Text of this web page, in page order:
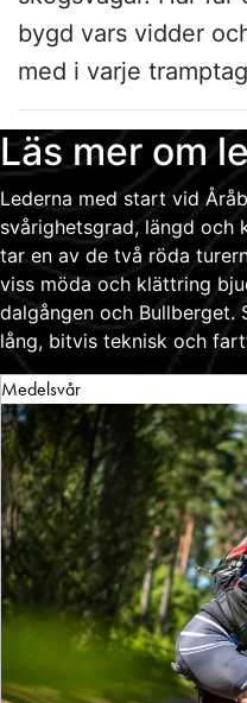
bygd vars vidder
med i varje
Läs mer om
Lederna med start vid
svårighetsgrad, längd och
tar en av de två röda
viss möda och klättring
dalgången och Bullberget.
lång, bitvis teknisk och
Medelsvår